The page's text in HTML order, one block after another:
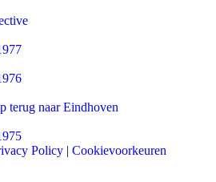
terug naar Eindhoven
Policy | Cookievoorkeuren